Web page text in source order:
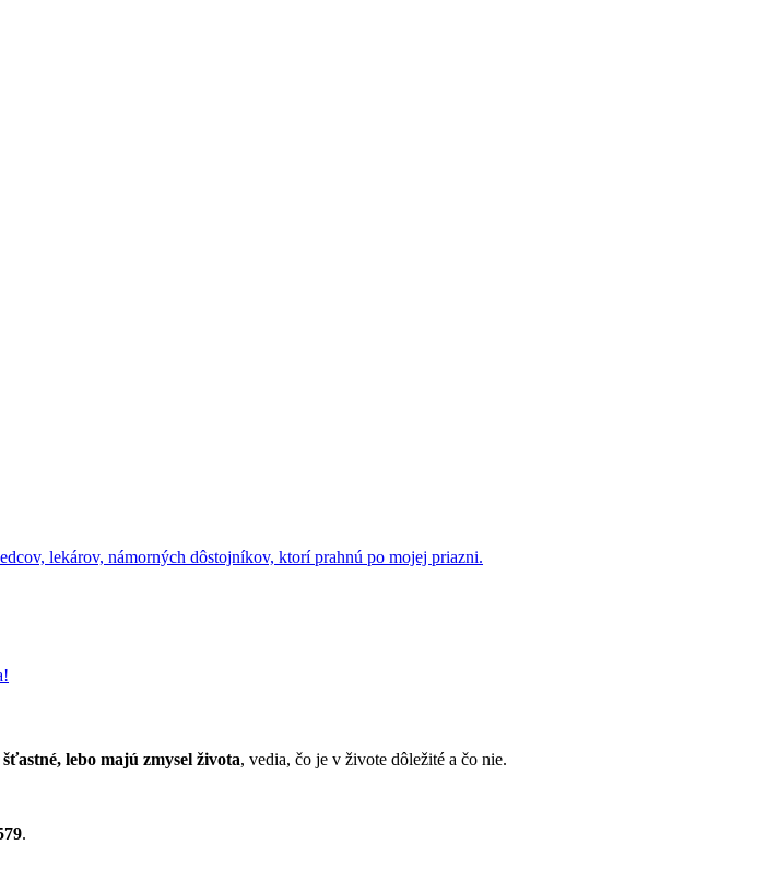
lekárov, námorných dôstojníkov, ktorí prahnú po mojej priazni.
lebo majú zmysel života, vedia, čo je v živote dôležité a čo nie.
.